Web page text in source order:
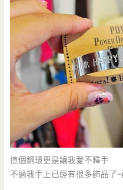
這個鋼環更是讓我愛不釋手
不過我手上已經有很多飾品了